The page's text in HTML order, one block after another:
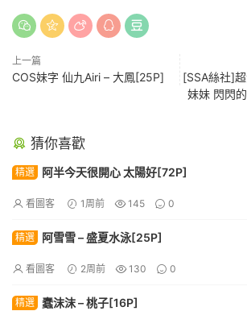
上一篇
COS妹字 仙九Airi – 大鳳[25P]
[SSA絲社]
妹妹 閃閃
猜你喜歡
精選 阿半今天很開心 太陽好[72P]
看圖客 1周前 145 0
精選 阿雪雪 – 盛夏水泳[25P]
看圖客 2周前 130 0
精選 蠢沫沫 – 桃子[16P]